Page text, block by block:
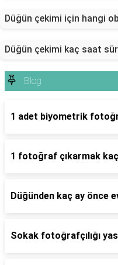
Düğün çekimi için hangi
Düğün çekimi kaç saat
Blog
1 adet biyometrik
1 fotoğraf çıkarmak
Düğünden kaç ay önce
Sokak fotoğrafçılığı